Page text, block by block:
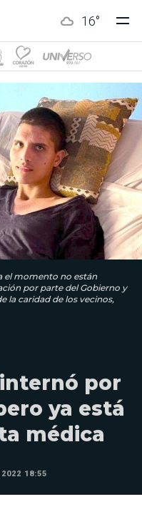
16°
el momento no están
por parte del Gobierno y
la caridad de los vecinos,
por
ya está
médica
2022 18:55